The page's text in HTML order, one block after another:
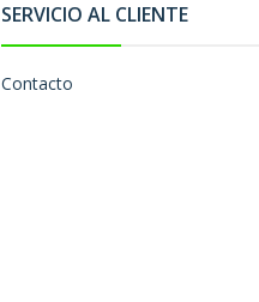
SERVICIO AL CLIENTE
Contacto